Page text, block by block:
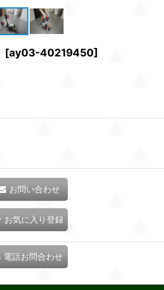
[ay03-40219450]
お問い合わせ
お気に入り登録
電話お問合わせ